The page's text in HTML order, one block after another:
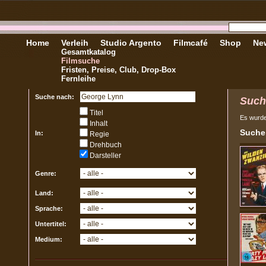
Home Verleih
Gesamtkatalog
Filmsuche
Fristen, Preise, Club, Drop-Box
Fernleihe
Studio Argento Filmcafé Shop
Suche nach:
In:
Titel
Inhalt
Regie
Drehbuch
Darsteller
Genre:
Land:
Sprache:
Untertitel:
Medium:
Es